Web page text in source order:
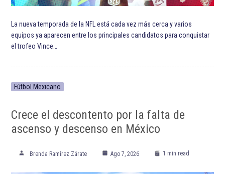
La nueva temporada de la NFL está cada vez más cerca y varios
equipos ya aparecen entre los principales candidatos para conquistar
el trofeo Vince…
Fútbol Mexicano
Crece el descontento por la falta de
ascenso y descenso en México
Brenda Ramírez Zárate Ago 7, 2026 1 min read